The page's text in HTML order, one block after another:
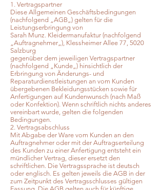
1. Vertragspartner
Diese Allgemeinen Geschäftsbedingungen
(nachfolgend „AGB„) gelten für die
Leistungserbringung von
Sarah Munz. Kleidermanufaktur (nachfolgend
„Auftragnehmer„), Klessheimer Allee 77, 5020
Salzburg
gegenüber dem jeweiligen Vertragspartner
(nachfolgend „Kunde„) hinsichtlich der
Erbringung von Änderungs- und
Reparaturdienstleistungen an vom Kunden
übergebenen Bekleidungsstücken sowie für
Anfertigungen auf Kundenwunsch (nach Maß
oder Konfektion). Wenn schriftlich nichts anderes
vereinbart wurde, gelten die folgenden
Bedingungen.
2. Vertragsabschluss
Mit Abgabe der Ware vom Kunden an den
Auftragnehmer oder mit der Auftragserteilung
des Kunden zu einer Anfertigung entsteht ein
mündlicher Vertrag, dieser ersetzt den
schriftlichen. Die Vertragssprache ist deutsch
oder englisch. Es gelten jeweils die AGB in der
zum Zeitpunkt des Vertragsschlusses gültigen